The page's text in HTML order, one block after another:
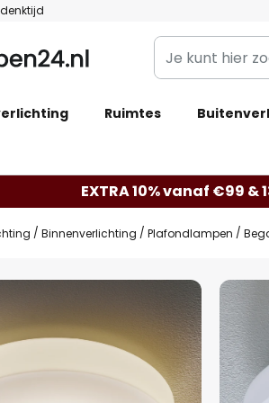
Je
kunt
zoeken
webwinkel
Ruimtes
EXTRA 10% vanaf €99 &
Binnenverlichting Plafondlampen